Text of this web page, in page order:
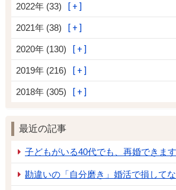
2022年 (33)
2021年 (38)
2020年 (130)
2019年 (216)
2018年 (305)
最近の記事
子どもがいる40代でも、再婚できま
勘違いの「自分磨き」婚活で損して